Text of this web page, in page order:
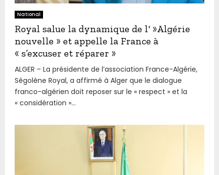
National
Royal salue la dynamique de l' »Algérie
nouvelle » et appelle la France à
« s’excuser et réparer »
ALGER – La présidente de l’association France-Algérie,
Ségolène Royal, a affirmé à Alger que le dialogue
franco-algérien doit reposer sur le « respect » et la
« considération »...